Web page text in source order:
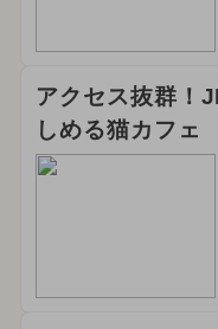
アクセス抜群！
しめる猫カフェ